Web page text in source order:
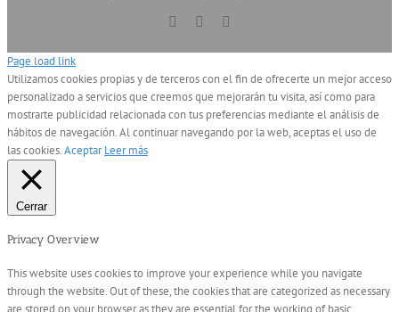
Vimeo YouTube
Page load link
Utilizamos cookies propias y de terceros con el fin de ofrecerte un mejor acceso
personalizado a servicios que creemos que mejorarán tu visita, así como para
mostrarte publicidad relacionada con tus preferencias mediante el análisis de
hábitos de navegación. Al continuar navegando por la web, aceptas el uso de
las cookies.Aceptar Leer más
Cerrar
Privacy Overview
This website uses cookies to improve your experience while you navigate
through the website. Out of these, the cookies that are categorized as necessary
are stored on your browser as they are essential for the working of basic